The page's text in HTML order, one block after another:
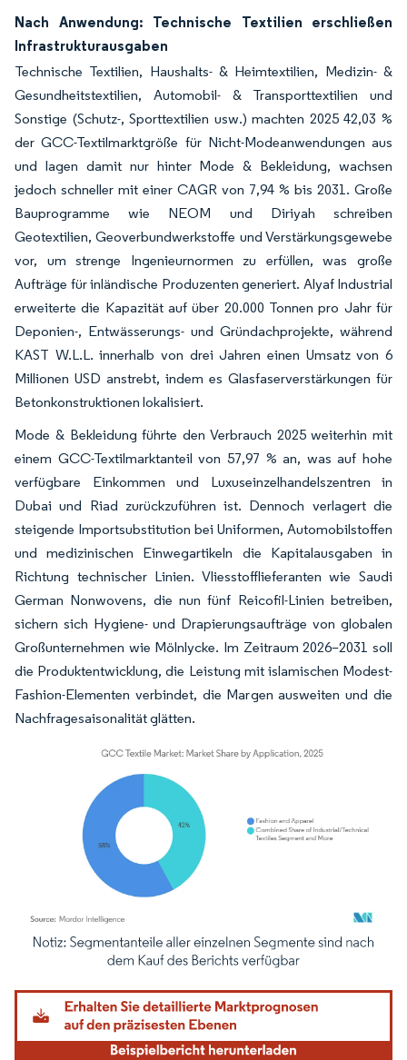
Nach Anwendung: Technische Textilien erschließen
Infrastrukturausgaben
Technische Textilien, Haushalts- & Heimtextilien, Medizin- &
Gesundheitstextilien, Automobil- & Transporttextilien und
Sonstige (Schutz-, Sporttextilien usw.) machten 2025 42,03 %
der GCC-Textilmarktgröße für Nicht-Modeanwendungen aus
und lagen damit nur hinter Mode & Bekleidung, wachsen
jedoch schneller mit einer CAGR von 7,94 % bis 2031. Große
Bauprogramme wie NEOM und Diriyah schreiben
Geotextilien, Geoverbundwerkstoffe und Verstärkungsgewebe
vor, um strenge Ingenieurnormen zu erfüllen, was große
Aufträge für inländische Produzenten generiert. Alyaf Industrial
erweiterte die Kapazität auf über 20.000 Tonnen pro Jahr für
Deponien-, Entwässerungs- und Gründachprojekte, während
KAST W.L.L. innerhalb von drei Jahren einen Umsatz von 6
Millionen USD anstrebt, indem es Glasfaserverstärkungen für
Betonkonstruktionen lokalisiert.
Mode & Bekleidung führte den Verbrauch 2025 weiterhin mit
einem GCC-Textilmarktanteil von 57,97 % an, was auf hohe
verfügbare Einkommen und Luxuseinzelhandelszentren in
Dubai und Riad zurückzuführen ist. Dennoch verlagert die
steigende Importsubstitution bei Uniformen, Automobilstoffen
und medizinischen Einwegartikeln die Kapitalausgaben in
Richtung technischer Linien. Vliesstofflieferanten wie Saudi
German Nonwovens, die nun fünf Reicofil-Linien betreiben,
sichern sich Hygiene- und Drapierungsaufträge von globalen
Großunternehmen wie Mölnlycke. Im Zeitraum 2026–2031 soll
die Produktentwicklung, die Leistung mit islamischen Modest-
Fashion-Elementen verbindet, die Margen ausweiten und die
Nachfragesaisonalität glätten.
Bild © Mordor Intelligence. Wiederverwendung erfordert Namensnennung